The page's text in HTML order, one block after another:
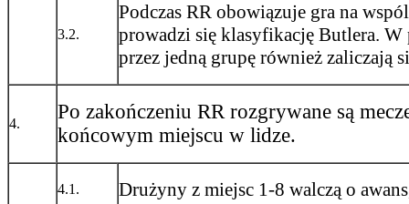
3.2.
Podczas RR obowiązuje gra na
prowadzi się klasyfikację Butlera.
przez jedną grupę również zaliczają
4.
Po zakończeniu RR rozgrywane są
końcowym miejscu w lidze.
4.1. Drużyny z miejsc 1-8 walczą o